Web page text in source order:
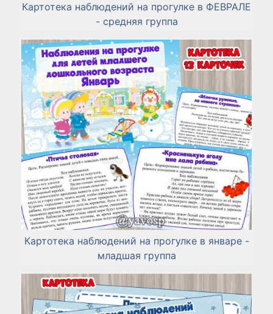
Картотека наблюдений на прогулке в ФЕВРАЛЕ
- средняя группа
Картотека наблюдений на прогулке в январе -
младшая группа